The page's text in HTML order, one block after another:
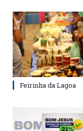
Feirinha da Lagoa